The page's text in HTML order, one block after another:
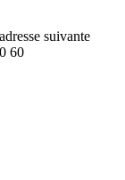
suivante
60